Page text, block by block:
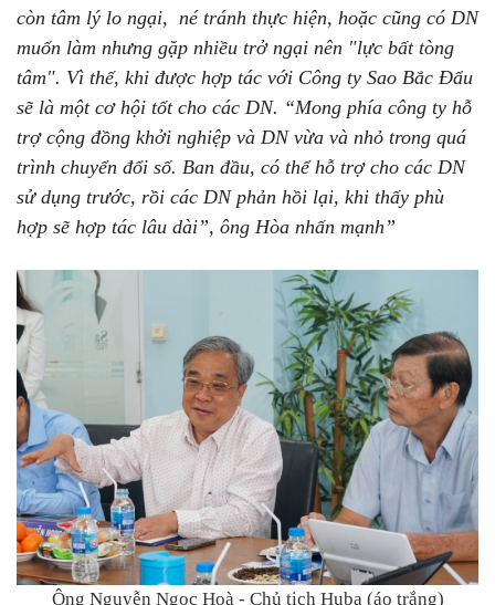
còn tâm lý lo ngại, né tránh thực hiện, hoặc cũng có DN
muốn làm nhưng gặp nhiều trở ngại nên "lực bất tòng
tâm". Vì thế, khi được hợp tác với Công ty Sao Bắc Đẩu
sẽ là một cơ hội tốt cho các DN. “Mong phía công ty hỗ
trợ cộng đồng khởi nghiệp và DN vừa và nhỏ trong quá
trình chuyển đổi số. Ban đầu, có thể hỗ trợ cho các DN
sử dụng trước, rồi các DN phản hồi lại, khi thấy phù
hợp sẽ hợp tác lâu dài”, ông Hòa nhấn mạnh”
Ông Nguyễn Ngọc Hoà - Chủ tịch Huba (áo trắng)